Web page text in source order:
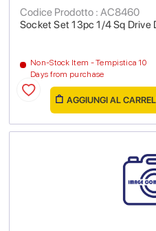
Socket Set 13pc 1/4 Sq
Codice Prodotto : AC8460
Non-Stock Item - Tempistica 10
Days from purchase
AGGIUNGI AL